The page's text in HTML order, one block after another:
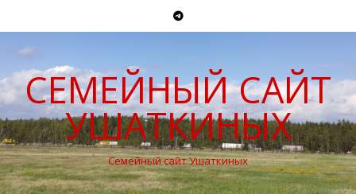
СЕМЕЙНЫЙ САЙТ
УШАТКИНЫХ
Семейный сайт Ушаткиных